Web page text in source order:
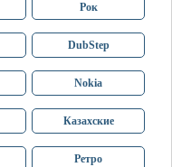
Рок
DubStep
Nokia
Казахские
Ретро